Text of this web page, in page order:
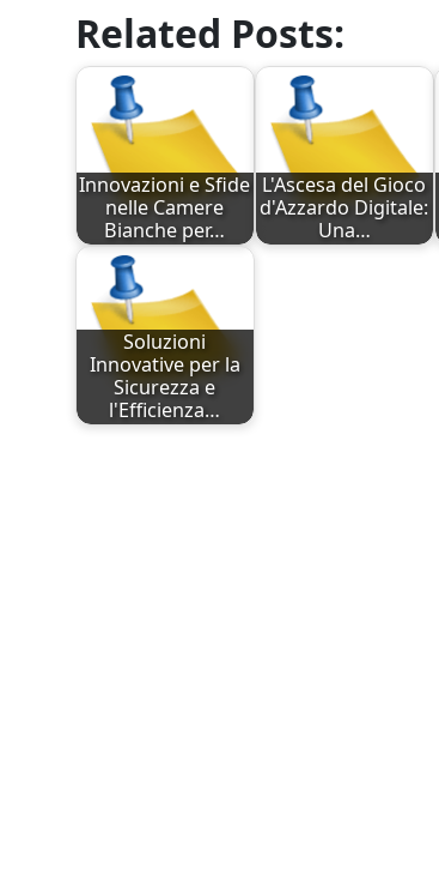
Related Posts:
Innovazioni e Sfide
nelle Camere
Bianche per…
L'Ascesa del Gioco
d'Azzardo Digitale:
Una…
Soluzioni
Innovative per la
Sicurezza e
l'Efficienza…